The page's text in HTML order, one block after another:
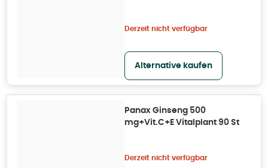
Derzeit nicht verfügbar
Alternative kaufen
Panax Ginseng 500
mg+Vit.C+E Vitalplant 90 St
Derzeit nicht verfügbar